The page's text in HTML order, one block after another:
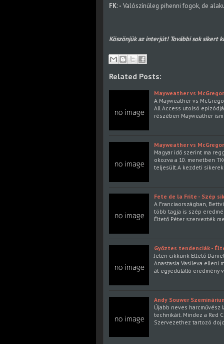
FK: - Valószínűleg pihenni fogok, de
Köszönjük az interjút! További sok sikert
Related Posts:
Mayweather vs
A Mayweather vs
All Access utolsó
részében Mayweather
Mayweather vs
Magyar idő szerint ma
okozva a 10. menetben
teljesült.A kezdeti sikerek
Fete de la Frite - Szép
A Franciaországban,
több tagja is szép
Éltető Péter szervezték
Győztes tendenciák -
Jelen cikkünk Éltető
Anastasia Vasileva elleni
át egyedülálló eredmény
​Andy Souwer
Újabb neves harcművész
technikáit. Mindez a Red
Szervezethez tartozó